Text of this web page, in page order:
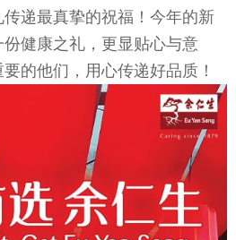
递最真挚的祝福！今年的新
健康之礼，更显贴心与意
的他们，用心传递好品质！